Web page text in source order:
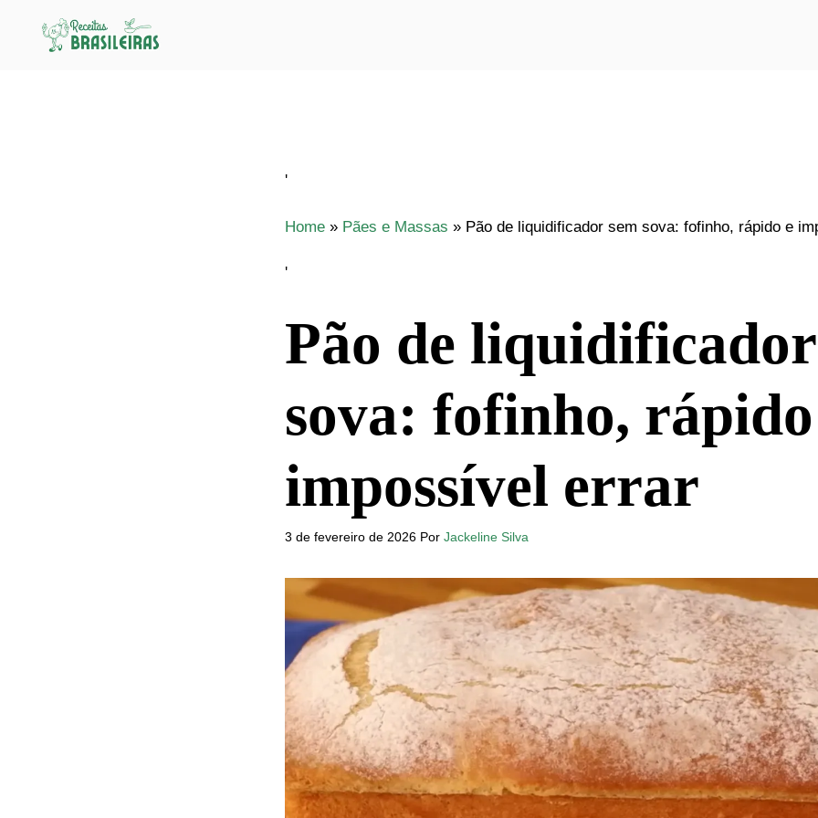
'
Home » Pães e Massas » Pão de liquidificador sem sova: fofinho, rápido e
'
Pão de
sova: fofinho,
impossível errar
3 de fevereiro de 2026 Por Jackeline Silva